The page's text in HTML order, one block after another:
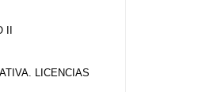
II
LICENCIAS